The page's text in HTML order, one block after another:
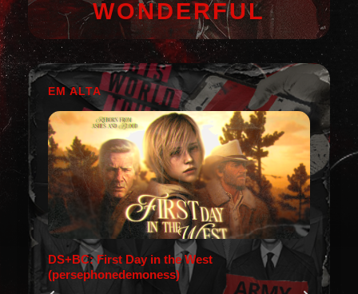
WONDERFUL
EM ALTA
DS+BC: First Day in the West
(persephonedemoness)